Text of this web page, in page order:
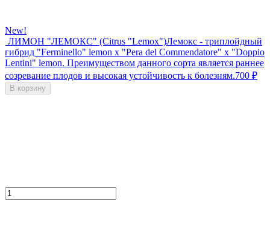
New!
ЛИМОН "ЛЕМОКС" (Citrus "Lemox")Лемокс - триплойдный
гибрид "Ferminello" lemon x "Pera del Commendatore" x "Doppio
Lentini" lemon. Преимуществом данного сорта является раннее
созревание плодов и высокая устойчивость к болезням.700 ₽
В корзину